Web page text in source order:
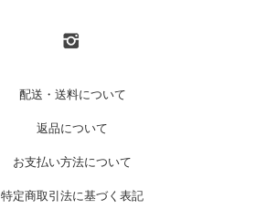
配送・送料について
返品について
お支払い方法について
特定商取引法に基づく表記